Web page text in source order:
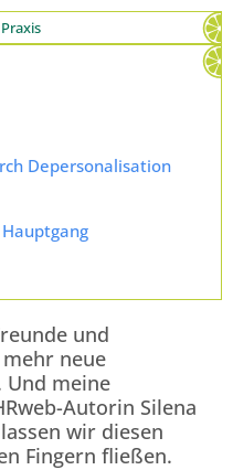
Depersonalisation
und
neue
meine
Autorin Silena
wir diesen
Fingern fließen.